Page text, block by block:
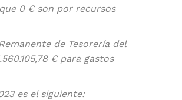
0 € son por recursos
de Tesorería del
€ para gastos
es el siguiente: